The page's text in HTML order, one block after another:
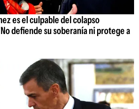
es el culpable del colapso
defiende su soberanía ni protege a